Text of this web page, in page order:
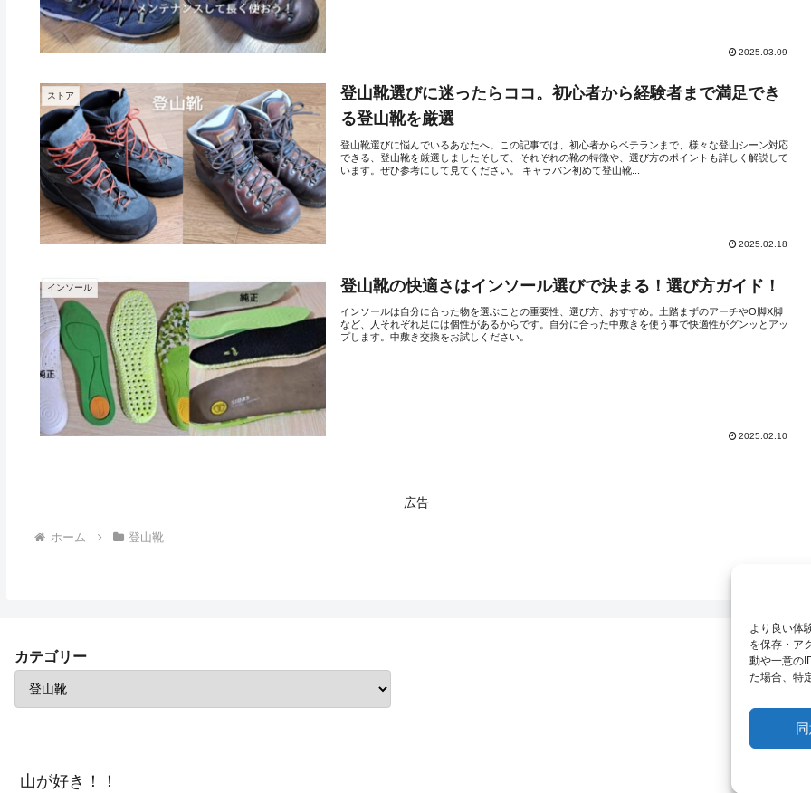
より良い体
を保存・ア
動や一意の
た場合、特
2025.03.09
ストア
登山靴選びに迷ったらココ。初心者から経験者まで満足でき
る登山靴を厳選
登山靴選びに悩んでいるあなたへ。この記事では、初心者からベテランまで、様々な登山シーン対応
できる、登山靴を厳選しましたそして、それぞれの靴の特徴や、選び方のポイントも詳しく解説して
います。ぜひ参考にして見てください。 キャラバン初めて登山靴...
2025.02.18
インソール 登山靴の快適さはインソール選びで決まる！選び方ガイド！
インソールは自分に合った物を選ぶことの重要性、選び方、おすすめ。土踏まずのアーチやO脚X脚
など、人それぞれ足には個性があるからです。自分に合った中敷きを使う事で快適性がグンッとアッ
プします。中敷き交換をお試しください。
2025.02.10
広告
ホーム 登山靴
カテゴリー
山が好き！！